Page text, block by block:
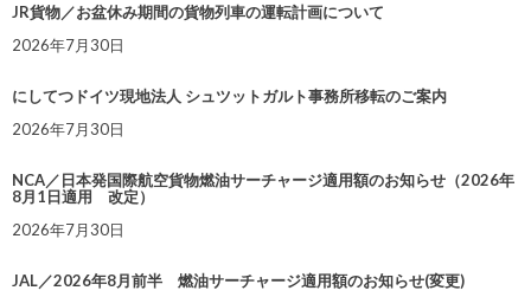
JR貨物／お盆休み期間の貨物列車の運転計画について
2026年7月30日
にしてつドイツ現地法人 シュツットガルト事務所移転のご案内
2026年7月30日
NCA／日本発国際航空貨物燃油サーチャージ適用額のお知らせ（2026年
8月1日適用 改定）
2026年7月30日
JAL／2026年8月前半 燃油サーチャージ適用額のお知らせ(変更)